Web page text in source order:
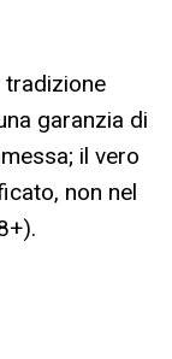
tradizione
garanzia di
il vero
non nel